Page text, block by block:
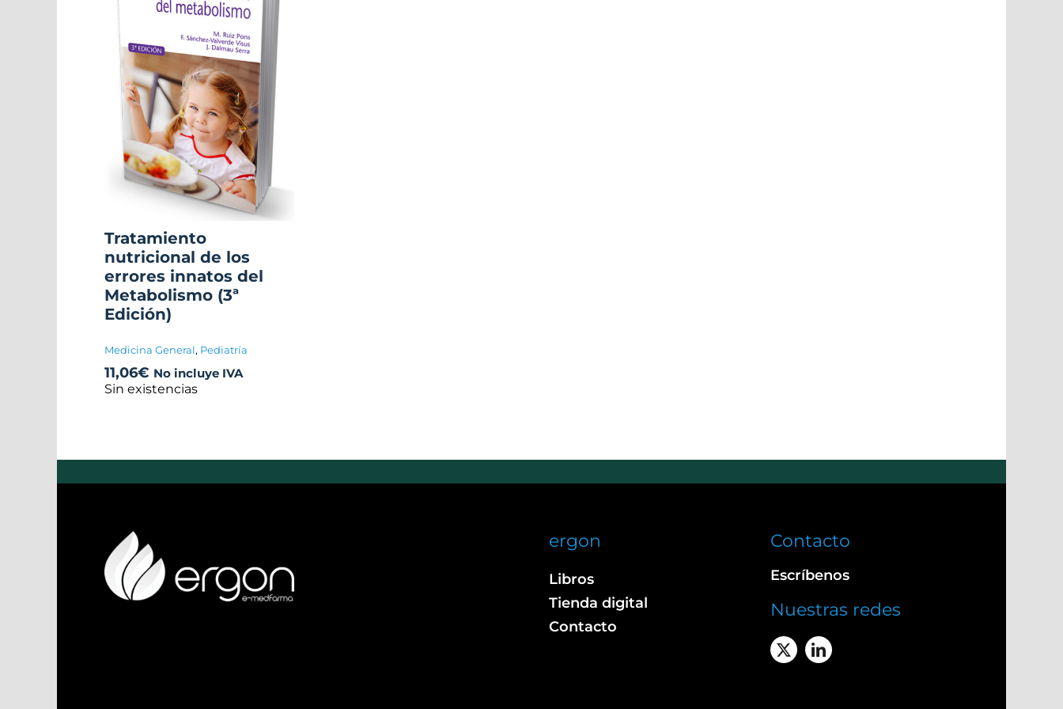
Tratamiento
nutricional de los
errores innatos del
Metabolismo (3ª
Edición)
Medicina General, Pediatría
11,06€ No incluye IVA
Sin existencias
ergon
Libros
Tienda digital
Contacto
Contacto
Escríbenos
Nuestras redes